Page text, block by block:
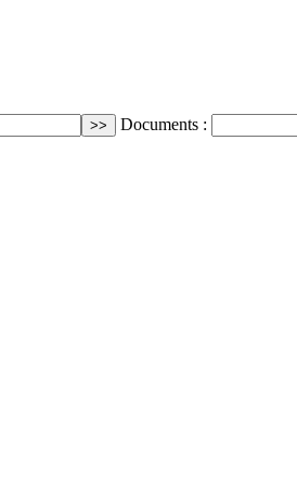
Documents :